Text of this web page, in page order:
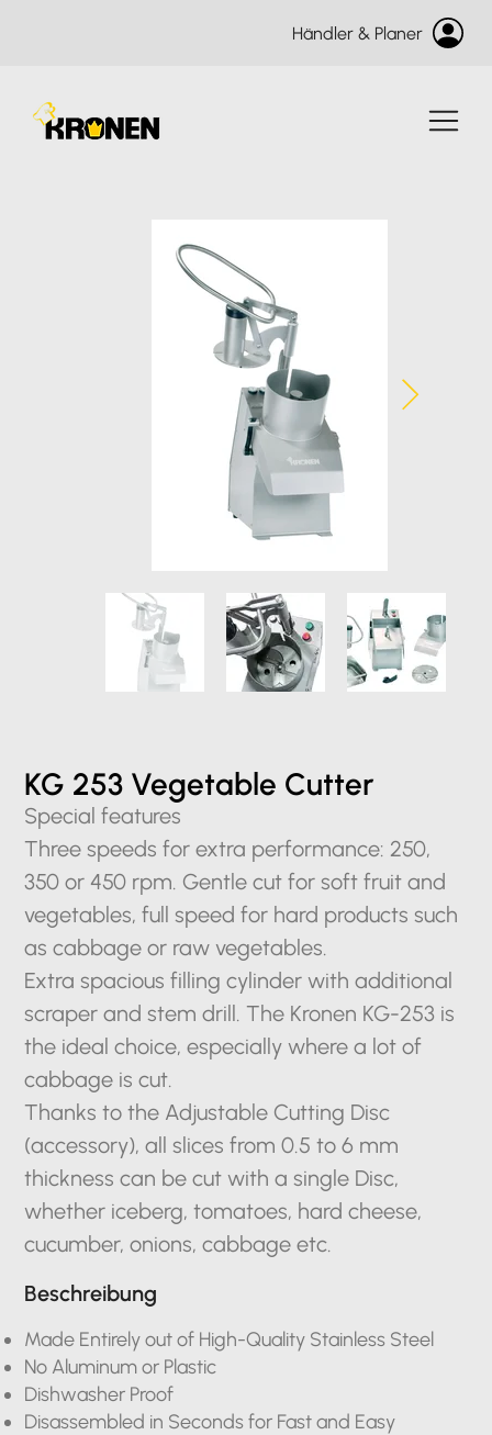
Händler & Planer
KG 253 Vegetable Cutter
Special features
Three speeds for extra performance: 250,
350 or 450 rpm. Gentle cut for soft fruit and
vegetables, full speed for hard products such
as cabbage or raw vegetables.
Extra spacious filling cylinder with additional
scraper and stem drill. The Kronen KG-253 is
the ideal choice, especially where a lot of
cabbage is cut.
Thanks to the Adjustable Cutting Disc
(accessory), all slices from 0.5 to 6 mm
thickness can be cut with a single Disc,
whether iceberg, tomatoes, hard cheese,
cucumber, onions, cabbage etc.
Beschreibung
Made Entirely out of High-Quality Stainless Steel
No Aluminum or Plastic
Dishwasher Proof
Disassembled in Seconds for Fast and Easy